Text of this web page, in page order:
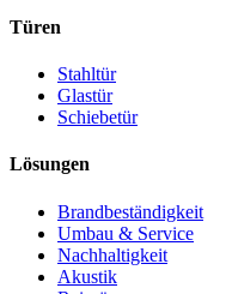
Türen
Stahltür
Glastür
Schiebetür
Lösungen
Brandbeständigkeit
Umbau & Service
Nachhaltigkeit
Akustik